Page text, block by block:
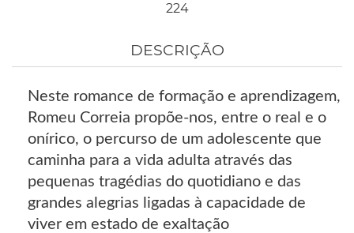
224
DESCRIÇÃO
Neste romance de formação e aprendizagem,
Romeu Correia propõe-nos, entre o real e o
onírico, o percurso de um adolescente que
caminha para a vida adulta através das
pequenas tragédias do quotidiano e das
grandes alegrias ligadas à capacidade de
viver em estado de exaltação